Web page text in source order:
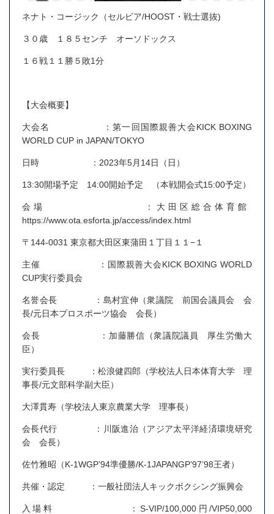
ネナト・コージック（セルビア/HOOST・戦士選抜)
３０歳 １８５センチ オーソドックス
１６戦１１勝５敗1分
【大会概要】
大会名 ：第一回国際親善大会KICK BOXING
WORLD CUP in JAPAN/TOKYO
日時 ：2023年5月14日（日）
13:30開場予定 14:00開始予定 （本戦開会式15:00予定）
会場 ：大田区総合体育館
https://www.ota.esforta.jp/access/index.html
〒144-0031 東京都大田区東蒲田１丁目１１−１
主催 ：国際親善大会KICK BOXING WORLD
CUP実行委員会
名誉会長 ：島村宜伸（衆議院 前国会議員会 会
長/元日本プロスポーツ協会 会長）
会長 ：加藤勝信（衆議院議員 厚生労働大
臣）
実行委員長 ：松浪健四郎（学校法人日本体育大学 理
事長/元文部科学副大臣）
大澤貫寿（学校法人東京農業大学 理事長）
会長代行 ：川阪進治（アジア太平洋経済環境研究
会 会長）
佐竹雅昭（K-1WGP’94準優勝/K-1JAPANGP’97’98王者）
共催・認定 ：一般社団法人キックボクシング振興会
入場料 ：S-VIP/100,000円/VIP50,000